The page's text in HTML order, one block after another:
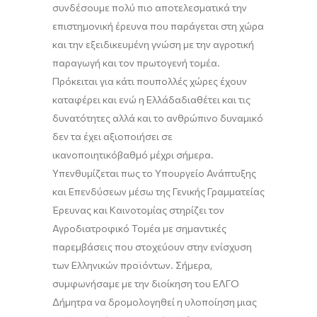
συνδέσουμε πολύ πιο αποτελεσματικά την
επιστημονική έρευνα που παράγεται στη χώρα
και την εξειδικευμένη γνώση με την αγροτική
παραγωγή και τον πρωτογενή τομέα.
Πρόκειται για κάτι πουπολλές χώρες έχουν
καταφέρει και ενώ η Ελλάδαδιαθέτει και τις
δυνατότητες αλλά και το ανθρώπινο δυναμικό
δεν τα έχει αξιοποιήσει σε
ικανοποιητικόβαθμό μέχρι σήμερα.
Υπενθυμίζεται πως το Υπουργείο Ανάπτυξης
και Επενδύσεων μέσω της Γενικής Γραμματείας
Έρευνας και Καινοτομίας στηρίζει τον
Αγροδιατροφικό Τομέα με σημαντικές
παρεμβάσειςπου στοχεύουν στην ενίσχυση
των Ελληνικών προϊόντων. Σήμερα,
συμφωνήσαμε με την διοίκηση του ΕΛΓΟ
Δήμητρα να δρομολογηθεί η υλοποίηση μιας